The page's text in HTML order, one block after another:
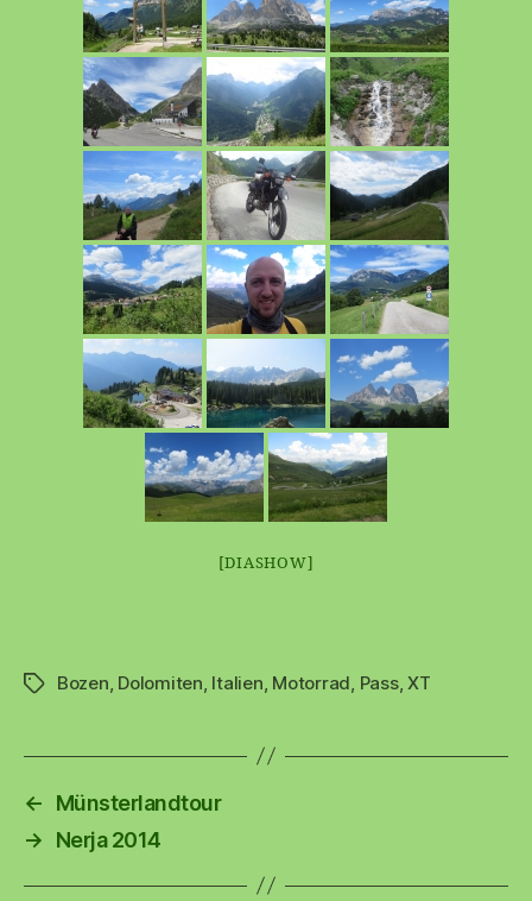
[DIASHOW]
Schlagwörter
Bozen, Dolomiten, Italien, Motorrad, Pass,XT
←
Münsterlandtour
→
Nerja 2014